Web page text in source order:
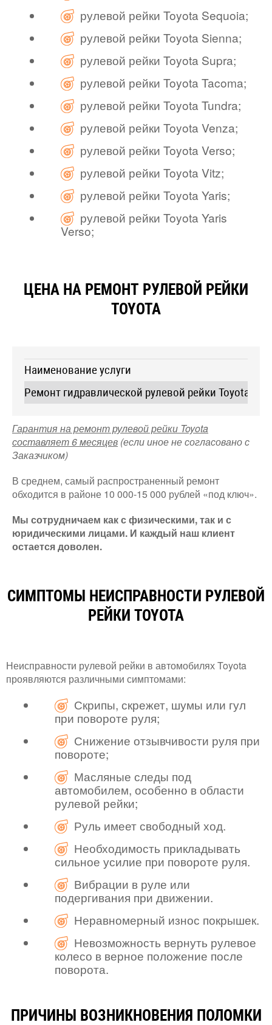
рулевой рейки Toyota Sequoia;
рулевой рейки Toyota Sienna;
рулевой рейки Toyota Supra;
рулевой рейки Toyota Tacoma;
рулевой рейки Toyota Tundra;
рулевой рейки Toyota Venza;
рулевой рейки Toyota Verso;
рулевой рейки Toyota Vitz;
рулевой рейки Toyota Yaris;
рулевой рейки Toyota Yaris
Verso;
ЦЕНА НА РЕМОНТ РУЛЕВОЙ РЕЙКИ
TOYOTA
Наименование услуги
Ремонт гидравлической рулевой рейки Toyota
Гарантия на ремонт рулевой рейки Toyota
составляет 6 месяцев (если иное не согласовано с
Заказчиком)
В среднем, самый распространенный ремонт
обходится в районе 10 000-15 000 рублей «под ключ».
Мы сотрудничаем как с физическими, так и с
юридическими лицами. И каждый наш клиент
остается доволен.
СИМПТОМЫ НЕИСПРАВНОСТИ РУЛЕВОЙ
РЕЙКИ TOYOTA
Неисправности рулевой рейки в автомобилях Toyota
проявляются различными симптомами:
Скрипы, скрежет, шумы или гул
при повороте руля;
Снижение отзывчивости руля при
повороте;
Масляные следы под
автомобилем, особенно в области
рулевой рейки;
Руль имеет свободный ход.
Необходимость прикладывать
сильное усилие при повороте руля.
Вибрации в руле или
подергивания при движении.
Неравномерный износ покрышек.
Невозможность вернуть рулевое
колесо в верное положение после
поворота.
ПРИЧИНЫ ВОЗНИКНОВЕНИЯ ПОЛОМКИ